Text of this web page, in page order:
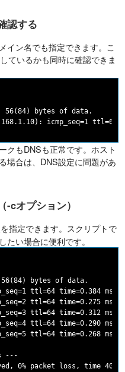
認する
イン名でも指定できます。こ
ているかも同時に確認できま
56(84) bytes of data.
クもDNSも正常です。ホスト
場合は、DNS設定に問題があ
cオプション）
指定できます。スクリプトで
い場合に便利です。
56(84) bytes of data.
ttl=64 time=0.384 ms
ttl=64 time=0.275 ms
ttl=64 time=0.312 ms
ttl=64 time=0.290 ms
ttl=64 time=0.268 ms
---
0% packet loss, time